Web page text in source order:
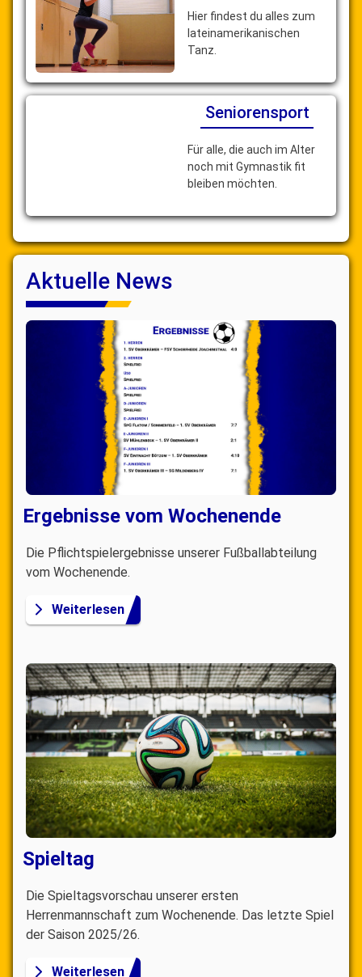
Hier findest du alles zum
lateinamerikanischen
Tanz.
Seniorensport
Für alle, die auch im Alter
noch mit Gymnastik fit
bleiben möchten.
Aktuelle News
Ergebnisse vom Wochenende
Die Pflichtspielergebnisse unserer Fußballabteilung
vom Wochenende.
Weiterlesen
Spieltag
Die Spieltagsvorschau unserer ersten
Herrenmannschaft zum Wochenende. Das letzte Spiel
der Saison 2025/26.
Weiterlesen